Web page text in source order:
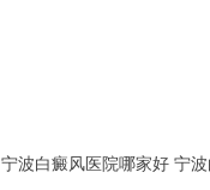
宁波白癜风医院哪家好 宁